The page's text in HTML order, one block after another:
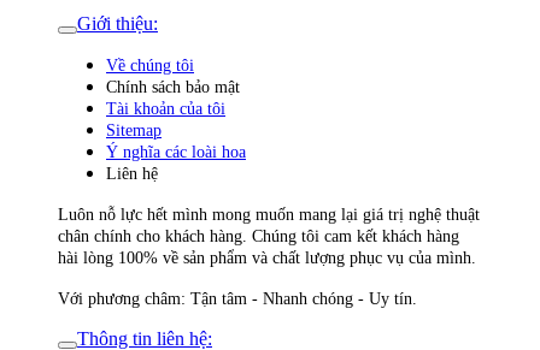
Giới thiệu:
Về chúng tôi
Chính sách bảo mật
Tài khoản của tôi
Sitemap
Ý nghĩa các loài hoa
Liên hệ
Luôn nỗ lực hết mình mong muốn mang lại giá trị nghệ thuật
chân chính cho khách hàng. Chúng tôi cam kết khách hàng
hài lòng 100% về sản phẩm và chất lượng phục vụ của mình.
Với phương châm: Tận tâm - Nhanh chóng - Uy tín.
Thông tin liên hệ: